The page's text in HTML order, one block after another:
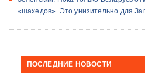
«шахедов». Это унизительно для
ПОСЛЕДНИЕ НОВОСТИ